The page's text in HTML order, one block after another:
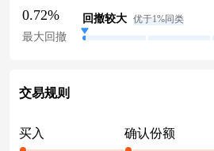
0.72%
最大回撤
回撤较大 优于1%同类
交易规则
买入 确认份额